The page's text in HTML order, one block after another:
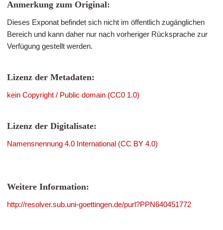
Anmerkung zum Original:
Dieses Exponat befindet sich nicht im öffentlich zugänglichen
Bereich und kann daher nur nach vorheriger Rücksprache zur
Verfügung gestellt werden.
Lizenz der Metadaten:
kein Copyright / Public domain (CC0 1.0)
Lizenz der Digitalisate:
Namensnennung 4.0 International (CC BY 4.0)
Weitere Information:
http://resolver.sub.uni-goettingen.de/purl?PPN640451772